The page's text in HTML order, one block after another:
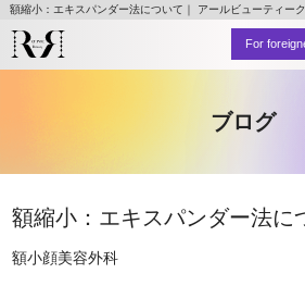
額縮小：エキスパンダー法について｜ アールビューティー
For
ブログ
額縮小：エキスパンダー法に
額小顔美容外科